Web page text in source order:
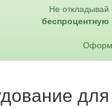
Не
беспроцентную
для